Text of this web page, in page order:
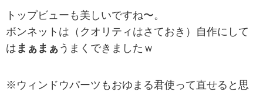
トップビューも美しいですね〜。
ボンネットは（クオリティはさておき）自作にして
は まぁまぁ うまくできましたｗ
※ウィンドウパーツもおゆまる君使って直せると思